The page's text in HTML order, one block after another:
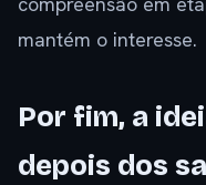
mantém o interesse.
Por fim, a
depois dos